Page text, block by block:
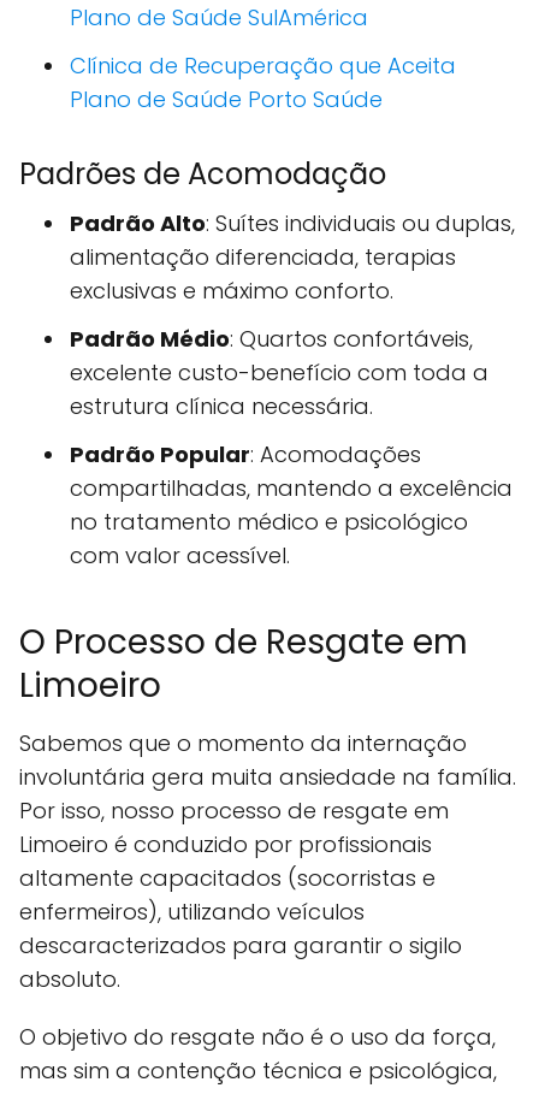
Plano de Saúde SulAmérica
Clínica de Recuperação que Aceita
Plano de Saúde Porto Saúde
Padrões de Acomodação
Padrão Alto: Suítes individuais ou duplas,
alimentação diferenciada, terapias
exclusivas e máximo conforto.
Padrão Médio: Quartos confortáveis,
excelente custo-benefício com toda a
estrutura clínica necessária.
Padrão Popular: Acomodações
compartilhadas, mantendo a excelência
no tratamento médico e psicológico
com valor acessível.
O Processo de Resgate em
Limoeiro
Sabemos que o momento da internação
involuntária gera muita ansiedade na família.
Por isso, nosso processo de resgate em
Limoeiro é conduzido por profissionais
altamente capacitados (socorristas e
enfermeiros), utilizando veículos
descaracterizados para garantir o sigilo
absoluto.
O objetivo do resgate não é o uso da força,
mas sim a contenção técnica e psicológica,